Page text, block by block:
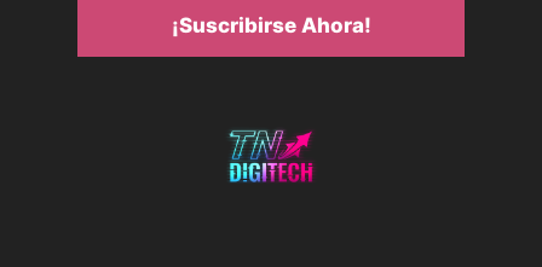
¡Suscribirse Ahora!